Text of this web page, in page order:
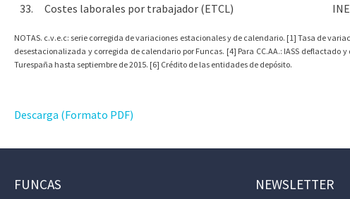
33.
Costes laborales por trabajador (ETCL) INE
NOTAS. c.v.e.c: serie corregida de variaciones estacionales y de calendario. [1] Tasa de
desestacionalizada y corregida de calendario por Funcas. [4] Para CC.AA.: IASS deflactado
Turespaña hasta septiembre de 2015. [6] Crédito de las entidades de depósito.
Descarga (Formato PDF)
FUNCAS NEWSLETTER